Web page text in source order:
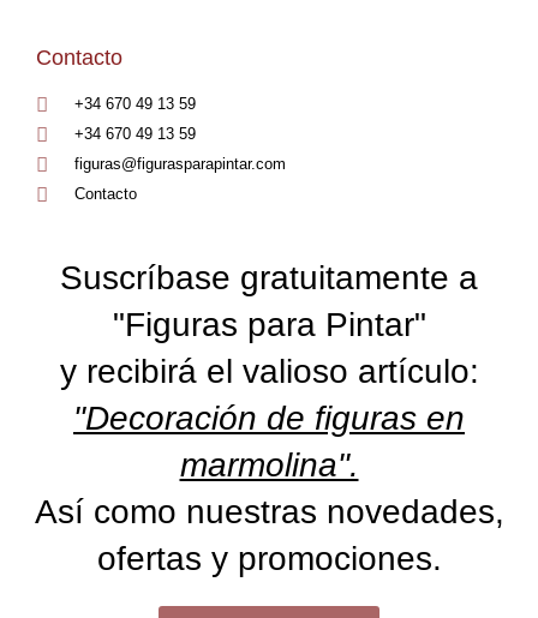
Contacto
+34 670 49 13 59
+34 670 49 13 59
figuras@figurasparapintar.com
Contacto
Suscríbase gratuitamente a
"Figuras para Pintar"
y recibirá el valioso artículo:
"Decoración de figuras en
marmolina".
Así como nuestras novedades,
ofertas y promociones.